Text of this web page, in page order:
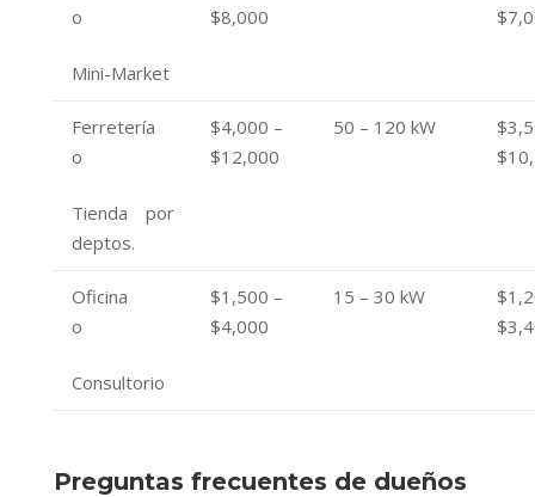
o
Mini-Market
$8,000
Ferretería
o
Tienda por
deptos.
$4,000 –
$12,000
50 – 120 kW
Oficina
o
Consultorio
$1,500 –
$4,000
15 – 30 kW
Preguntas frecuentes de dueños